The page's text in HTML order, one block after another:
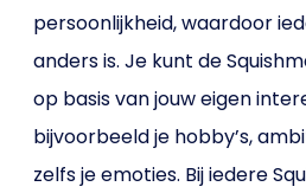
persoonlijkheid, waardoor
anders is. Je kunt de
op basis van jouw eigen
bijvoorbeeld je hobby’s,
zelfs je emoties. Bij iedere